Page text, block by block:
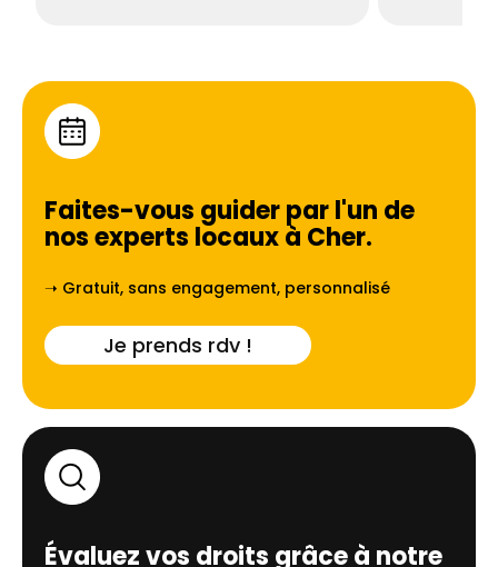
Faites-vous guider par l'un de
nos experts locaux à Cher.
➝ Gratuit, sans engagement, personnalisé
Je prends rdv !
Évaluez vos droits grâce à notre